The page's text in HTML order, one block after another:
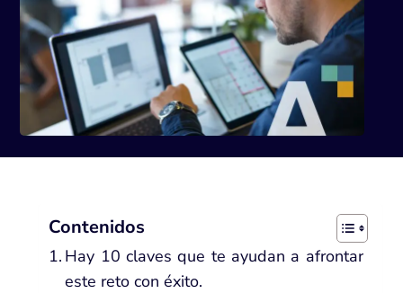
Contenidos
Hay 10 claves que te ayudan a afrontar
este reto con éxito.